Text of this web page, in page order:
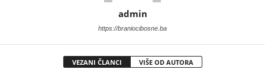
admin
https://braniocibosne.ba
VEZANI ČLANCI VIŠE OD AUTORA